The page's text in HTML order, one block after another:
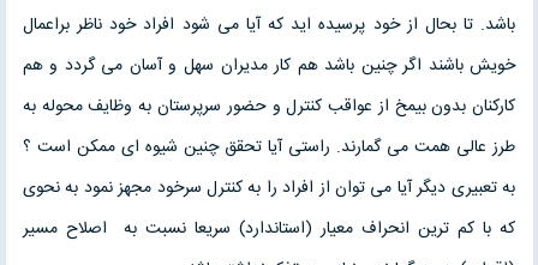
باشد. تا بحال از خود پرسیده اید که آیا می شود افراد خود ناظر براعمال
خویش باشند اگر چنین باشد هم کار مدیران سهل و آسان می گردد و هم
کارکنان بدون بیمخ از عواقب کنترل و حضور سرپرستان به وظایف محوله به
طرز عالی همت می گمارند. راستی آیا تحقق چنین شیوه ای ممکن است ؟
به تعبیری دیگر آیا می توان از افراد را به کنترل سرخود مجهز نمود به نحوی
که با کم ترین انحراف معیار (استاندارد) سریعا نسبت به اصلاح مسیر